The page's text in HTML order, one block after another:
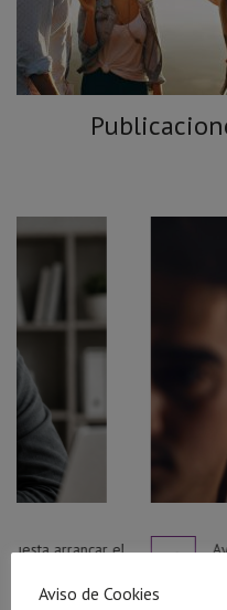
Ayuda para salir de
Aviso de Cookies